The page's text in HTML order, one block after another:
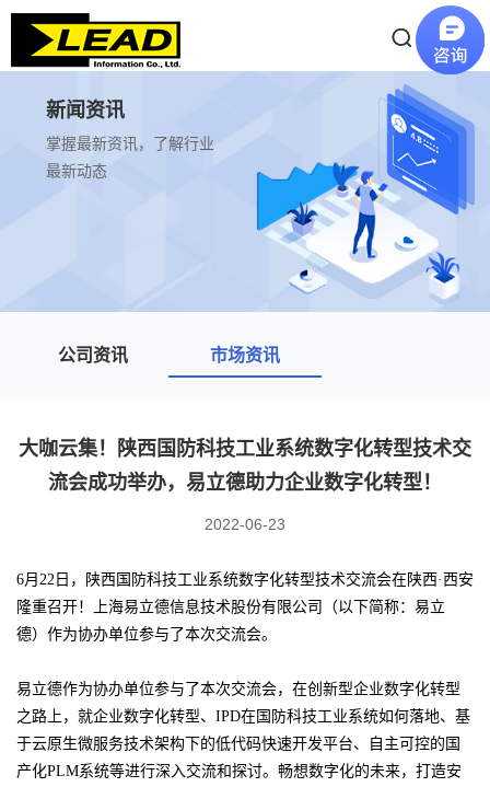
新闻资讯
掌握最新资讯，了解行业
最新动态
公司资讯 市场资讯
大咖云集！陕西国防科技工业系统数字化转型技术交
流会成功举办，易立德助力企业数字化转型！
2022-06-23
6月22日，陕西国防科技工业系统数字化转型技术交流会在陕西·西安
隆重召开！上海易立德信息技术股份有限公司（以下简称：易立
德）作为协办单位参与了本次交流会。
易立德作为协办单位参与了本次交流会，在创新型企业数字化转型
之路上，就企业数字化转型、IPD在国防科技工业系统如何落地、基
于云原生微服务技术架构下的低代码快速开发平台、自主可控的国
产化PLM系统等进行深入交流和探讨。畅想数字化的未来，打造安